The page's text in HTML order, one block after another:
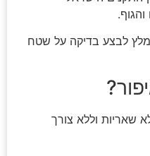
לבצע בדיקה על שטח
שאריות וללא צורך